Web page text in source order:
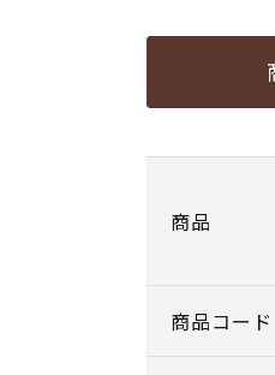
商品
商品コード